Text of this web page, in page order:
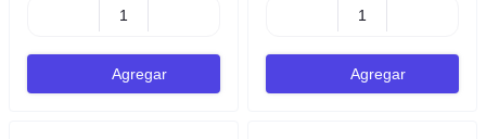
Agregar Agregar